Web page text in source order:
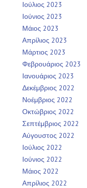
Ιούλιος 2023
Ιούνιος 2023
Μάιος 2023
Απρίλιος 2023
Μάρτιος 2023
Φεβρουάριος 2023
Ιανουάριος 2023
Δεκέμβριος 2022
Νοέμβριος 2022
Οκτώβριος 2022
Σεπτέμβριος 2022
Αύγουστος 2022
Ιούλιος 2022
Ιούνιος 2022
Μάιος 2022
Απρίλιος 2022